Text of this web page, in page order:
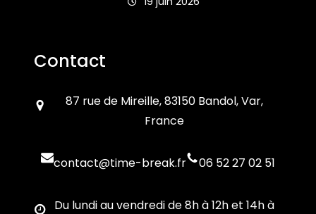
Contact
87 rue de Mireille, 83150 Bandol, Var,
France
contact@time-break.fr 06 52 27 02 51
Du lundi au vendredi de 8h à 12h et 14h à